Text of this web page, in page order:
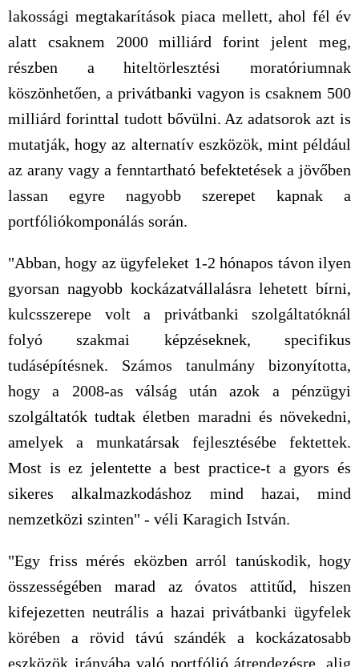
lakossági megtakarítások piaca mellett, ahol fél év
alatt csaknem 2000 milliárd forint jelent meg,
részben a hiteltörlesztési moratóriumnak
köszönhetően, a privátbanki vagyon is csaknem 500
milliárd forinttal tudott bővülni. Az adatsorok azt is
mutatják, hogy az alternatív eszközök, mint például
az arany vagy a fenntartható befektetések a jövőben
lassan egyre nagyobb szerepet kapnak a
portfóliókomponálás során.
"Abban, hogy az ügyfeleket 1-2 hónapos távon ilyen
gyorsan nagyobb kockázatvállalásra lehetett bírni,
kulcsszerepe volt a privátbanki szolgáltatóknál
folyó szakmai képzéseknek, specifikus
tudásépítésnek. Számos tanulmány bizonyította,
hogy a 2008-as válság után azok a pénzügyi
szolgáltatók tudtak életben maradni és növekedni,
amelyek a munkatársak fejlesztésébe fektettek.
Most is ez jelentette a best practice-t a gyors és
sikeres alkalmazkodáshoz mind hazai, mind
nemzetközi szinten" - véli Karagich István.
"Egy friss mérés eközben arról tanúskodik, hogy
összességében marad az óvatos attitűd, hiszen
kifejezetten neutrális a hazai privátbanki ügyfelek
körében a rövid távú szándék a kockázatosabb
eszközök irányába való portfólió átrendezésre, alig